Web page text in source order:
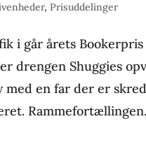
,Prisuddelinger
i går årets
drengen Shuggies
en far der er